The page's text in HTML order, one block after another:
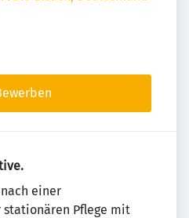
einer
Pflege mit